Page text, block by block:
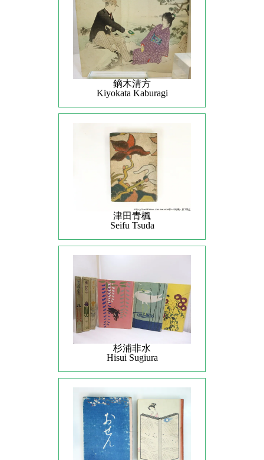
鏑木清方
Kiyokata Kaburagi
津田青楓
Seifu Tsuda
杉浦非水
Hisui Sugiura